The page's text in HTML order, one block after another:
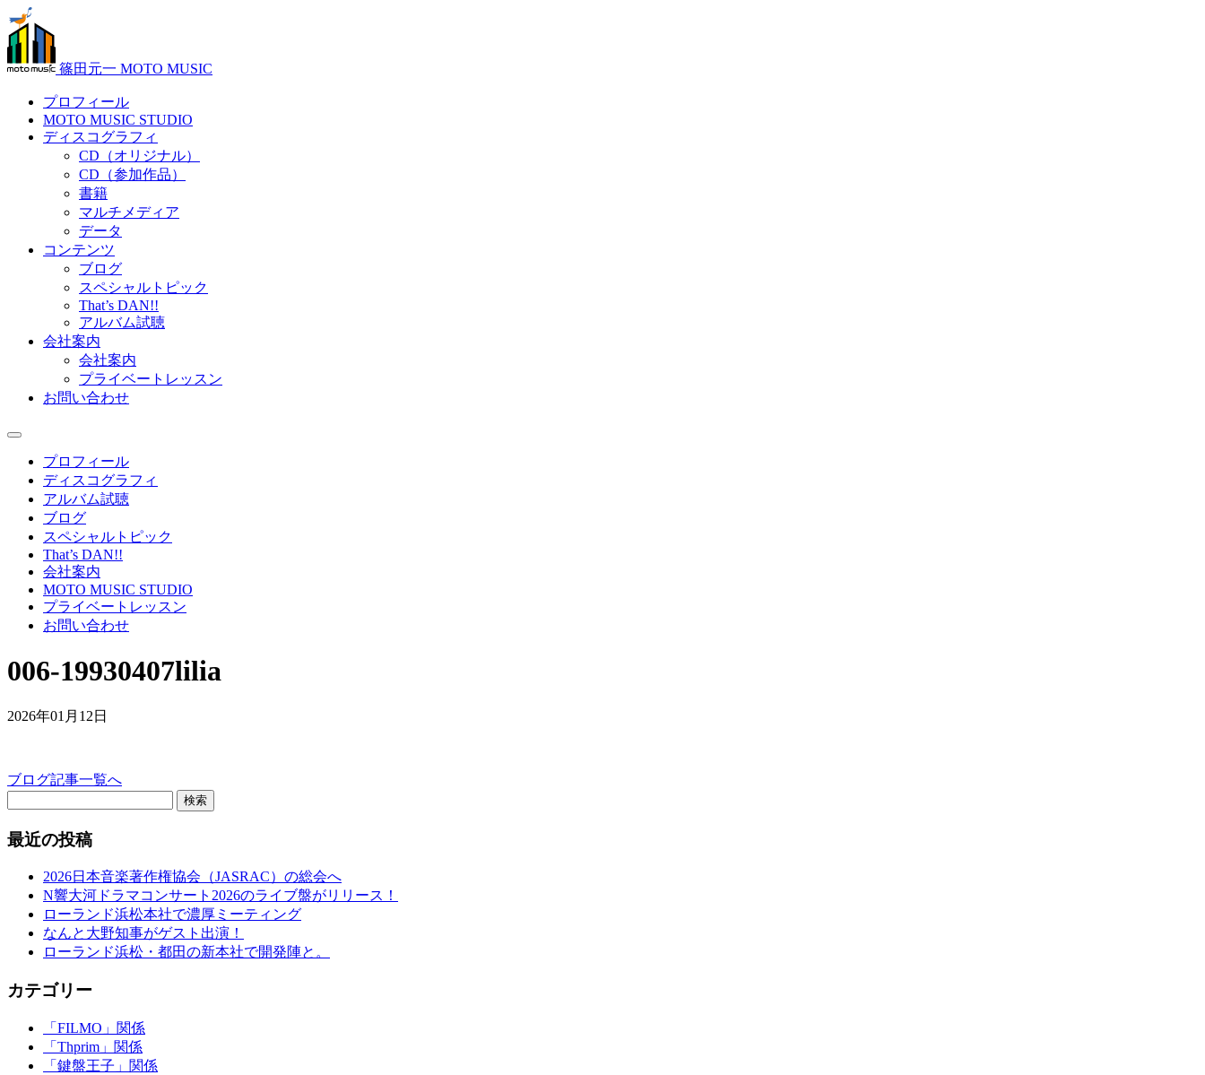
篠田元一 MOTO MUSIC
プロフィール
MOTO MUSIC STUDIO
ディスコグラフィ
CD（オリジナル）
CD（参加作品）
書籍
マルチメディア
データ
コンテンツ
ブログ
スペシャルトピック
That’s DAN!!
アルバム試聴
会社案内
会社案内
プライベートレッスン
お問い合わせ
プロフィール
ディスコグラフィ
アルバム試聴
ブログ
スペシャルトピック
That’s DAN!!
会社案内
MOTO MUSIC STUDIO
プライベートレッスン
お問い合わせ
006-19930407lilia
2026年01月12日
ブログ記事一覧へ
検索
最近の投稿
2026日本音楽著作権協会（JASRAC）の総会へ
N響大河ドラマコンサート2026のライブ盤がリリース！
ローランド浜松本社で濃厚ミーティング
なんと大野知事がゲスト出演！
ローランド浜松・都田の新本社で開発陣と。
カテゴリー
「FILMO」関係
「Thprim」関係
「鍵盤王子」関係